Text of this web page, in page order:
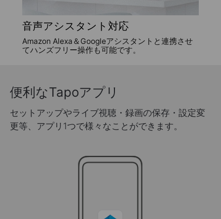
音声アシスタント対応
Amazon Alexa＆Googleアシスタントと連携させ
てハンズフリー操作も可能です。
便利なTapoアプリ
セットアップやライブ視聴・録画の保存・設定変
更等、アプリ1つで様々なことができます。